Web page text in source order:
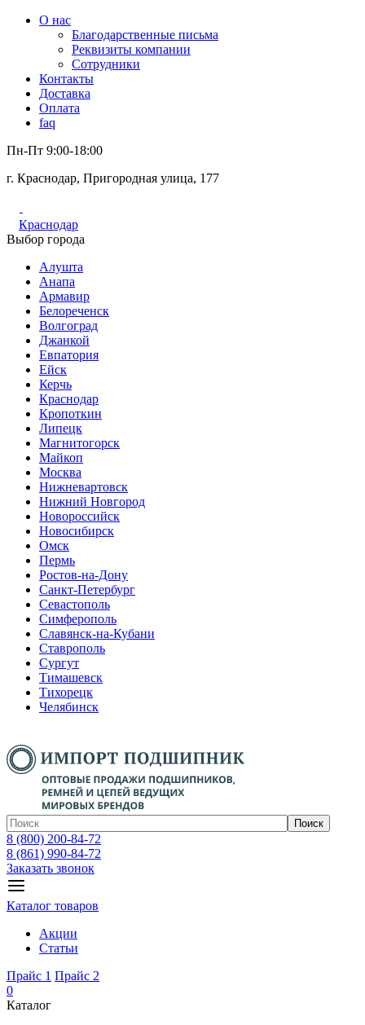
О нас
Благодарственные письма
Реквизиты компании
Сотрудники
Контакты
Доставка
Оплата
faq
Пн-Пт 9:00-18:00
г. Краснодар, Пригородная улица, 177
Краснодар
Выбор города
Алушта
Анапа
Армавир
Белореченск
Волгоград
Джанкой
Евпатория
Ейск
Керчь
Краснодар
Кропоткин
Липецк
Магнитогорск
Майкоп
Москва
Нижневартовск
Нижний Новгород
Новороссийск
Новосибирск
Омск
Пермь
Ростов-на-Дону
Санкт-Петербург
Севастополь
Симферополь
Славянск-на-Кубани
Ставрополь
Сургут
Тимашевск
Тихорецк
Челябинск
Поиск
8 (800) 200-84-72
8 (861) 990-84-72
Заказать звонок
Каталог товаров
Акции
Статьи
Прайс 1 Прайс 2
0
Каталог